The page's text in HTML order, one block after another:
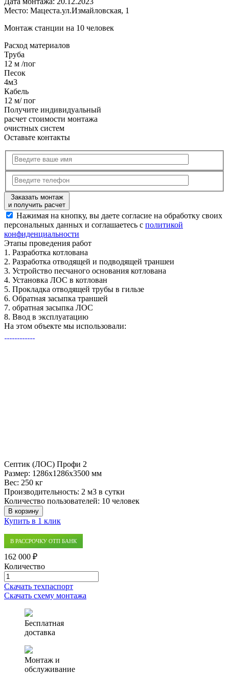
Место: Мацеста.ул.Измайловская, 1
Монтаж станции на 10 человек
Расход материалов
Труба
12 м /пог
Песок
4м3
Кабель
12 м/ пог
Получите индивидуальный
расчет стоимости монтажа
очистных систем
Оставьте контакты
Заказать монтаж
и получить расчет
Нажимая на кнопку, вы даете согласие на обработку своих
персональных данных и соглашаетесь с политикой
конфиденциальности
Этапы проведения работ
1. Разработка котлована
2. Разработка отводящей и подводящей траншеи
3. Устройство песчаного основания котлована
4. Установка ЛОС в котлован
5. Прокладка отводящей трубы в гильзе
6. Обратная засыпка траншей
7. обратная засыпка ЛОС
8. Ввод в эксплуатацию
На этом объекте мы использовали:
Септик (ЛОС) Профи 2
Размер: 1286x1286x3500 мм
Вес: 250 кг
Производительность: 2 м3 в сутки
Количество пользователей: 10 человек
В корзину
Купить в 1 клик
В РАССРОЧКУ ОТП БАНК
162 000 ₽
Количество
Количество
товара
Септик
Профи
Скачать техпаспорт
Скачать схему монтажа
Бесплатная
доставка
Монтаж и
обслуживание